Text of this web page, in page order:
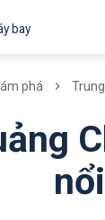
bay
phá